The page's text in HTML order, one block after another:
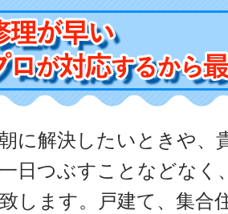
に解決したいときや、
日つぶすことなどなく
します。戸建て、集合